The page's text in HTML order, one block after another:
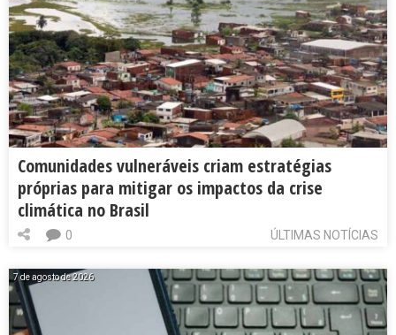
Comunidades vulneráveis criam estratégias
próprias para mitigar os impactos da crise
climática no Brasil
ÚLTIMAS NOTÍCIAS
0
7 de agosto de 2026